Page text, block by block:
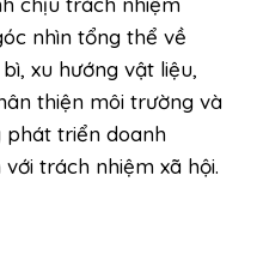
nhìn tổng thể về
xu hướng vật liệu,
thiện môi trường và
phát triển doanh
trách nhiệm xã hội.